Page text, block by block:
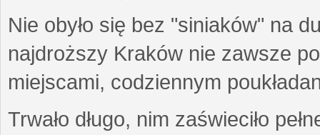
Nie obyło się bez "siniaków" na
najdroższy Kraków nie zawsze
miejscami, codziennym
Trwało długo, nim zaświeciło